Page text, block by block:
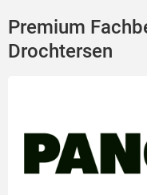
Premium
Drochtersen